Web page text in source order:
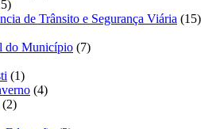
de Trânsito e Segurança Viária (15)
do Município (7)
(1)
(4)
(2)